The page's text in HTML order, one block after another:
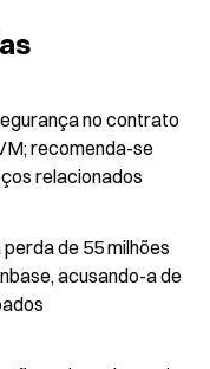
no contrato
recomenda-se
relacionados
de 55 milhões
acusando-a de